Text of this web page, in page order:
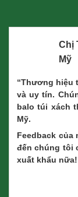
Chị
Mỹ
“Thương hiệu
và uy tín.
balo túi xách
Mỹ.
Feedback của
đến chúng tôi
xuất khẩu